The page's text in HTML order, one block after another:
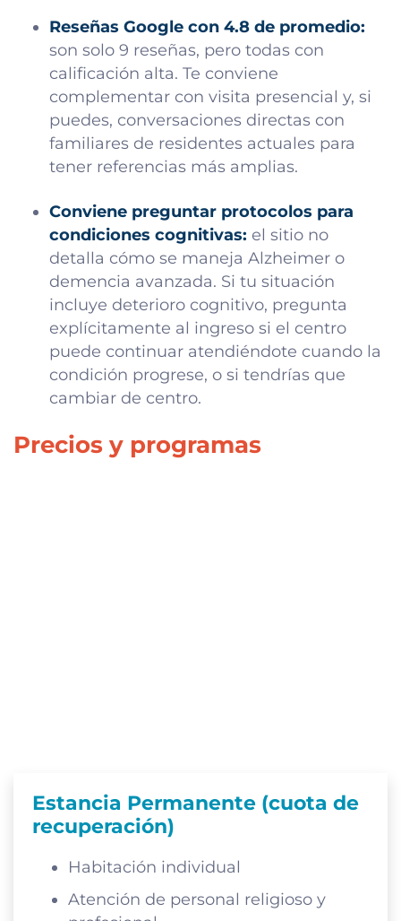
Reseñas Google con 4.8 de promedio:
son solo 9 reseñas, pero todas con
calificación alta. Te conviene
complementar con visita presencial y, si
puedes, conversaciones directas con
familiares de residentes actuales para
tener referencias más amplias.
Conviene preguntar protocolos para
condiciones cognitivas: el sitio no
detalla cómo se maneja Alzheimer o
demencia avanzada. Si tu situación
incluye deterioro cognitivo, pregunta
explícitamente al ingreso si el centro
puede continuar atendiéndote cuando la
condición progrese, o si tendrías que
cambiar de centro.
Precios y programas
Estancia Permanente (cuota de
recuperación)
Habitación individual
Atención de personal religioso y